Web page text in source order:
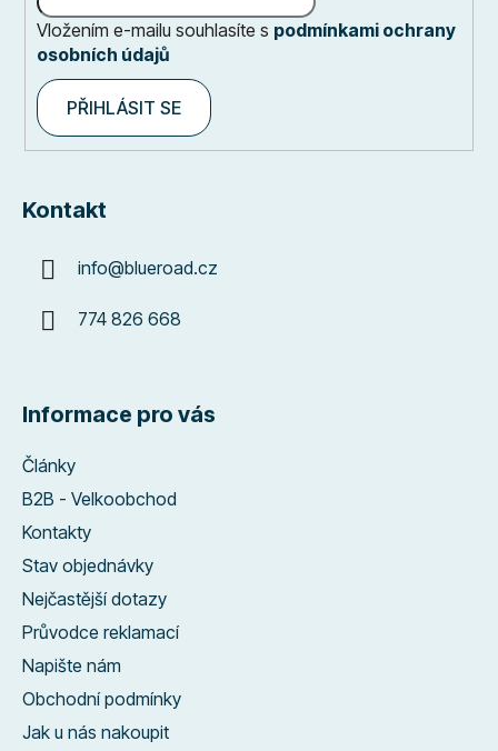
Vložením e-mailu souhlasíte s podmínkami ochrany
osobních údajů
PŘIHLÁSIT SE
Kontakt
info@blueroad.cz
774 826 668
Informace pro vás
Články
B2B - Velkoobchod
Kontakty
Stav objednávky
Nejčastější dotazy
Průvodce reklamací
Napište nám
Obchodní podmínky
Jak u nás nakoupit